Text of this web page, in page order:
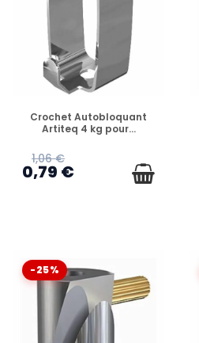
EN STOCK
Crochet Autobloquant
Artiteq 4 kg pour...
1,06 €
0,79 €
-25%